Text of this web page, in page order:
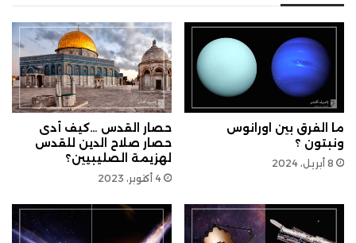
ما الفرق بين اورانوس
ونبتون ؟
8 أبريل، 2024
حصار القدس …كيف أدى
حصار صلاح الدين للقدس
لهزيمة الصليبيين؟
4 أكتوبر، 2023